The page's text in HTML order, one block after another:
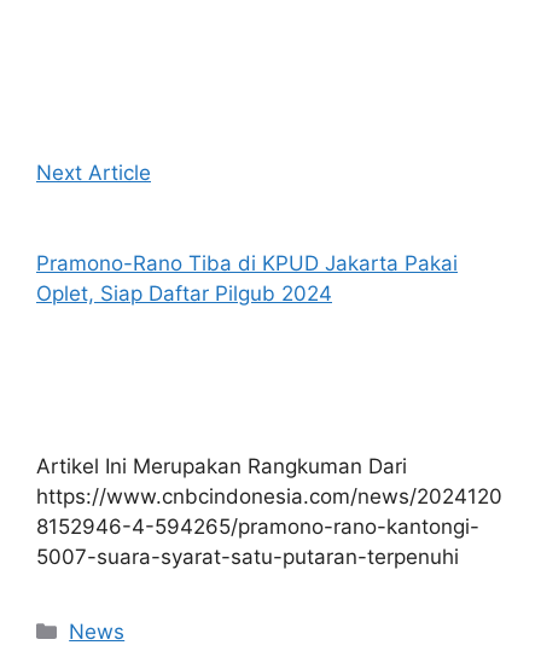
Next Article
Pramono-Rano Tiba di KPUD Jakarta Pakai
Oplet, Siap Daftar Pilgub 2024
Artikel Ini Merupakan Rangkuman Dari
https://www.cnbcindonesia.com/news/2024120
8152946-4-594265/pramono-rano-kantongi-
5007-suara-syarat-satu-putaran-terpenuhi
Kategori
News